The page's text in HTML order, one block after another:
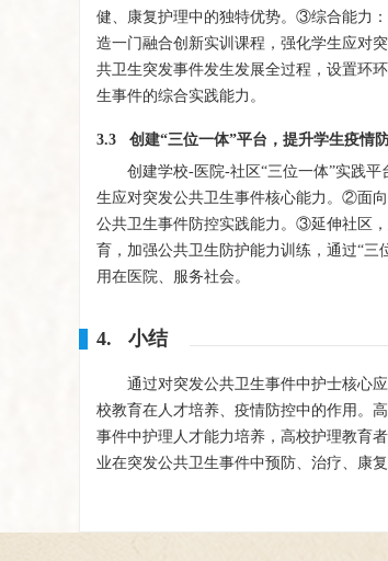
健、康复护理中的独特优势。③综合能力
造一门融合创新实训课程，强化学生应对
共卫生突发事件发生发展全过程，设置环
生事件的综合实践能力。
3.3 创建“三位一体”平台，提升学生疫情
创建学校-医院-社区“三位一体”实践
生应对突发公共卫生事件核心能力。②面
公共卫生事件防控实践能力。③延伸社区
育，加强公共卫生防护能力训练，通过“三
用在医院、服务社会。
4. 小结
通过对突发公共卫生事件中护士核心
校教育在人才培养、疫情防控中的作用。
事件中护理人才能力培养，高校护理教育
业在突发公共卫生事件中预防、治疗、康